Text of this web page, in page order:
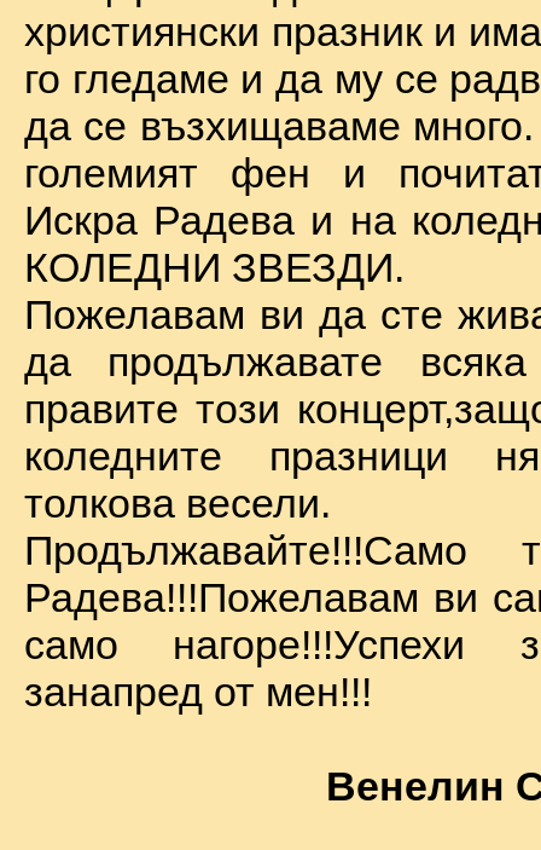
християнски празник и
го гледаме и да му се
да се възхищаваме
големият фен и
Искра Радева и на
КОЛЕДНИ ЗВЕЗДИ.
Пожелавам ви да сте
да продължавате
правите този
коледните празници
толкова весели.
Продължавайте!!!Само
Радева!!!Пожелавам ви
само
занапред от мен!!!
Венелин